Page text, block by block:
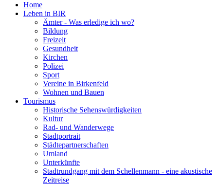
Home
Leben in BIR
Ämter - Was erledige ich wo?
Bildung
Freizeit
Gesundheit
Kirchen
Polizei
Sport
Vereine in Birkenfeld
Wohnen und Bauen
Tourismus
Historische Sehenswürdigkeiten
Kultur
Rad- und Wanderwege
Stadtportrait
Städtepartnerschaften
Umland
Unterkünfte
Stadtrundgang mit dem Schellenmann - eine akustische
Zeitreise